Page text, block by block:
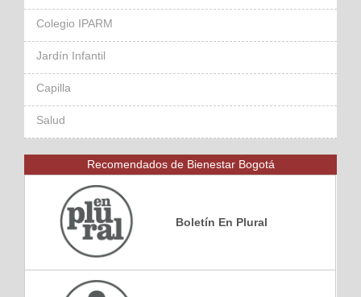
Colegio IPARM
Jardín Infantil
Capilla
Salud
Recomendados de Bienestar Bogotá
Boletín En Plural